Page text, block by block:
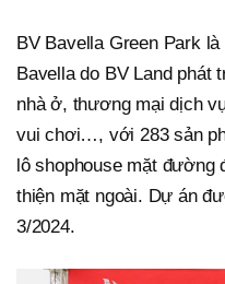
BV Bavella Green Park
Bavella do BV Land phát
nhà ở, thương mại dịch
vui chơi…, với 283 sản
lô shophouse mặt đường
thiện mặt ngoài. Dự án
3/2024.